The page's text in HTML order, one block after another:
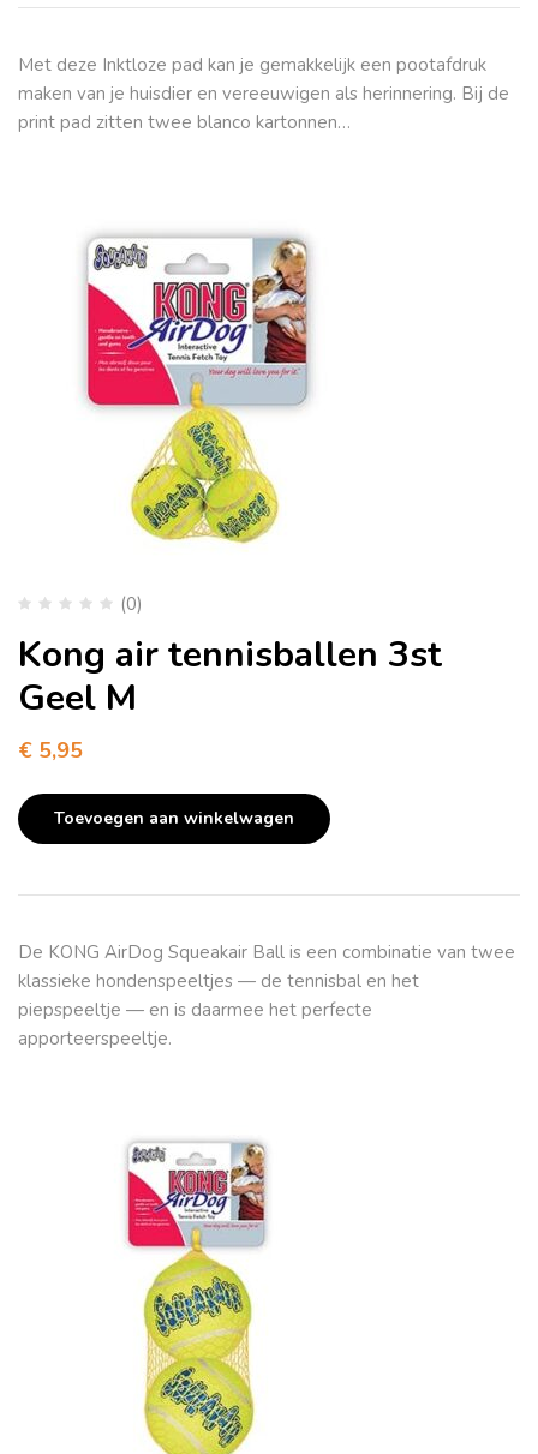
Met deze Inktloze pad kan je gemakkelijk een pootafdruk
maken van je huisdier en vereeuwigen als herinnering. Bij de
print pad zitten twee blanco kartonnen…
(0)
Kong air tennisballen 3st
Geel M
€ 5,95
Toevoegen aan winkelwagen
De KONG AirDog Squeakair Ball is een combinatie van twee
klassieke hondenspeeltjes — de tennisbal en het
piepspeeltje — en is daarmee het perfecte
apporteerspeeltje.